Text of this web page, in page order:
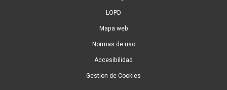
LOPD
Mapa web
Normas de uso
Accesibilidad
Gestion de Cookies